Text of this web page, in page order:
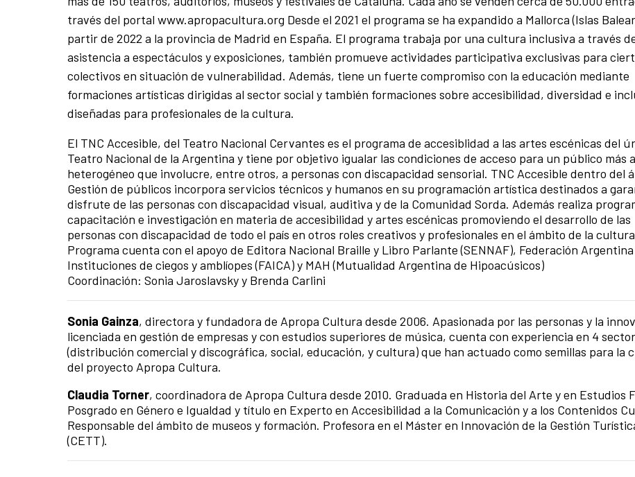
través del portal www.apropacultura.org Desde el 2021 el programa se ha expandido a Mallorca (Islas
partir de 2022 a la provincia de Madrid en España. El programa trabaja por una cultura inclusiva a través
asistencia a espectáculos y exposiciones, también promueve actividades participativa exclusivas para
colectivos en situación de vulnerabilidad. Además, tiene un fuerte compromiso con la educación mediante
formaciones artísticas dirigidas al sector social y también formaciones sobre accesibilidad, diversidad e
diseñadas para profesionales de la cultura.
El TNC Accesible, del Teatro Nacional Cervantes es el programa de accesiblidad a las artes escénicas del
Teatro Nacional de la Argentina y tiene por objetivo igualar las condiciones de acceso para un público más
heterogéneo que involucre, entre otros, a personas con discapacidad sensorial. TNC Accesible dentro del
Gestión de públicos incorpora servicios técnicos y humanos en su programación artística destinados a
disfrute de las personas con discapacidad visual, auditiva y de la Comunidad Sorda. Además realiza
capacitación e investigación en materia de accesibilidad y artes escénicas promoviendo el desarrollo de las
personas con discapacidad de todo el país en otros roles creativos y profesionales en el ámbito de la
Programa cuenta con el apoyo de Editora Nacional Braille y Libro Parlante (SENNAF), Federación
Instituciones de ciegos y amblíopes (FAICA) y MAH (Mutualidad Argentina de Hipoacúsicos)
Coordinación: Sonia Jaroslavsky y Brenda Carlini
Sonia Gainza, directora y fundadora de Apropa Cultura desde 2006. Apasionada por las personas y la
licenciada en gestión de empresas y con estudios superiores de música, cuenta con experiencia en 4
(distribución comercial y discográfica, social, educación, y cultura) que han actuado como semillas para la
del proyecto Apropa Cultura.
Claudia Torner, coordinadora de Apropa Cultura desde 2010. Graduada en Historia del Arte y en Estudios
Posgrado en Género e Igualdad y título en Experto en Accesibilidad a la Comunicación y a los Contenidos
Responsable del ámbito de museos y formación. Profesora en el Máster en Innovación de la Gestión
(CETT).